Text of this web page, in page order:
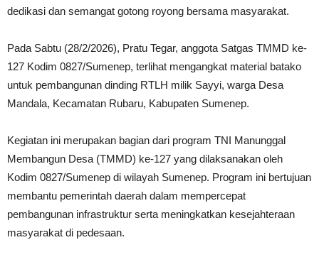
dedikasi dan semangat gotong royong bersama masyarakat.
Pada Sabtu (28/2/2026), Pratu Tegar, anggota Satgas TMMD ke-
127 Kodim 0827/Sumenep, terlihat mengangkat material batako
untuk pembangunan dinding RTLH milik Sayyi, warga Desa
Mandala, Kecamatan Rubaru, Kabupaten Sumenep.
Kegiatan ini merupakan bagian dari program TNI Manunggal
Membangun Desa (TMMD) ke-127 yang dilaksanakan oleh
Kodim 0827/Sumenep di wilayah Sumenep. Program ini bertujuan
membantu pemerintah daerah dalam mempercepat
pembangunan infrastruktur serta meningkatkan kesejahteraan
masyarakat di pedesaan.